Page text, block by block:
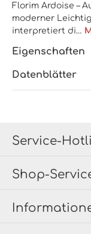
Florim Ardoise –
moderner
interpretiert di…
Eigenschaften
Datenblätter
Service-
Shop-